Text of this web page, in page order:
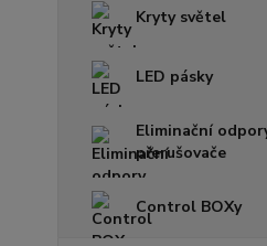
Kryty světel
LED pásky
Eliminační
přerušovače
Control BOXy